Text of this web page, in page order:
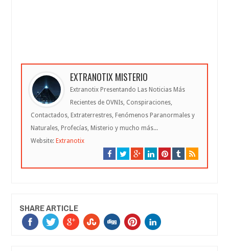
EXTRANOTIX MISTERIO
Extranotix Presentando Las Noticias Más
Recientes de OVNIs, Conspiraciones,
Contactados, Extraterrestres, Fenómenos Paranormales y
Naturales, Profecías, Misterio y mucho más...
Website: Extranotix
SHARE ARTICLE